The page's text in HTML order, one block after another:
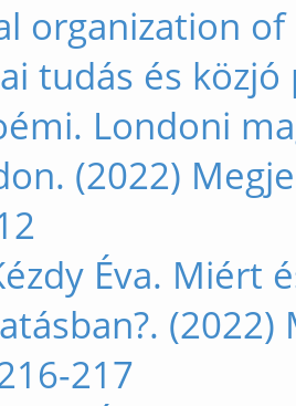
organization
tudás és
Londoni
(2022)
Éva. Miért
217